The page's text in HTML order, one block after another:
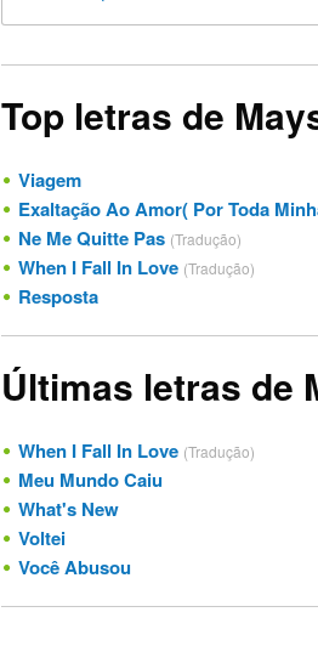
Top letras de
Viagem
Exaltação Ao Amor( Por Toda
Ne Me Quitte Pas (Tradução)
When I Fall In Love (Tradução)
Resposta
Últimas letras de
When I Fall In Love (Tradução)
Meu Mundo Caiu
What's New
Voltei
Você Abusou